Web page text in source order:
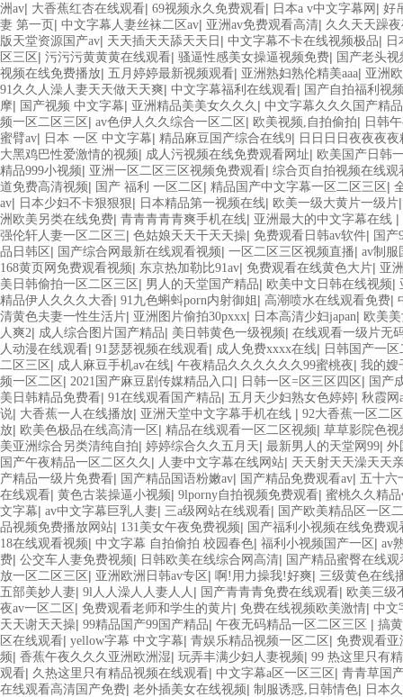
洲av| 大香蕉红杏在线观看| 69视频永久免费观看| 日本a v中文字幕网 | 好
妻 第一页 | 中文字幕人妻丝袜二区av| 亚洲av免费观看高清| 久久天天躁
版天堂资源国产av| 天天插天天舔天天日 | 中文字幕不卡在线视频极品|
区三区 | 污污污黄黄黄在线观看| 骚逼性感美女操逼视频免费| 国产老头
视频在线免费播放| 五月婷婷最新视频观看| 亚洲熟妇熟伦精美aaa| 亚洲
91久久人澡人妻天天做天天爽| 中文字幕福利在线观看| 国产自拍福利视
摩| 国产视频 中文字幕| 亚洲精品美美女久久久 | 中文字幕久久久国产精品
频一区二区三区 | av色伊人久久综合一区二区 | 欧美视频,自拍偷拍| 日韩
蜜臂av| 日本 一区 中文字幕| 精品麻豆国产综合在线9| 日日日日夜夜夜
大黑鸡巴性爱激情的视频| 成人污视频在线免费观看网址| 欧美国产日韩
精品999小视频| 亚洲一区二区三区视频免费观看| 综合页自拍视频在线观
道免费高清视频| 国产 福利 一区二区 | 精品国产中文字幕一区二区三区 |
av| 日本少妇不卡狠狠狠| 日本精品第一视频在线| 欧美一级大黄片一级片
洲欧美另类在线免费| 青青青青青爽手机在线| 亚洲最大的中文字幕在线 |
强伦轩人妻一区二区三| 色姑娘天天干天天操| 免费观看日韩av软件| 国产
品日韩区 | 国产综合网最新在线观看视频| 一区二区三区视频直播| av制服
168黄页网免费观看视频| 东京热加勒比91av| 免费观看在线黄色大片| 亚
美日韩偷拍一区二区三区 | 男人的天堂国产精品| 欧美中文日韩在线视频|
精品伊人久久久大香| 91九色蝌蚪porn内射御姐 | 高潮喷水在线观看免费|
清黄色夫妻一性生活片| 亚洲图片偷拍30pxxx| 日本高清少妇japan| 欧美
人爽2| 成人综合图片国产精品| 美日韩黄色一级视频| 在线观看一级片无
人动漫在线观看| 91瑟瑟视频在线观看| 成人免费xxxx在线| 日韩国产一区
二区三区 | 成人麻豆手机av在线| 午夜精品久久久久久久99蜜桃夜| 我的嫂
频一区二区 | 2021国产麻豆剧传媒精品入口 | 日韩一区=区三区四区 | 国产
美日韩精品免费看| 91在线观看国产精品| 五月天少妇熟女色婷婷| 秋霞网
说| 大香蕉一人在线播放| 亚洲天堂中文字幕手机在线 | 92大香蕉一区二
放| 欧美色极品在线高清一区 | 精品在线观看一区二区视频| 草草影院色
美亚洲综合另类清纯自拍| 婷婷综合久久五月天| 最新男人的天堂网99| 外
国产午夜精品一区二区久久 | 人妻中文字幕在线网站| 天天射天天澡天天
产精品一级片免费看| 国产精品国语粉嫩av| 国产精品免费观看av| 五十六
在线观看| 黄色古装操逼小视频| 9lporny自拍视频免费观看| 蜜桃久久精
文字幕| av中文字幕巨乳人妻| 三a级网站在线观看| 国产欧美精品区一区
品视频免费播放网站| 131美女午夜免费视频| 国产福利小视频在线免费观
18在线观看视频| 中文字幕 自拍偷拍 校园春色| 福利小视频国产一区 | av
费| 公交车人妻免费视频| 日韩欧美在线综合网高清| 国产精品蜜臀在线观
放一区二区三区 | 亚洲欧洲日韩av专区 | 啊!用力操我!好爽| 三级黄色在线
五部美妙人妻| 9l人人澡人人妻人人 | 国产青青青免费在线观看| 欧美三级
夜av一区二区 | 免费观看老师和学生的黄片| 免费在线视频欧美激情| 中文
天天谢天天操| 99精品国产99国产精品| 午夜无码精品一区二区三区 | 搞
区在线观看| yellow字幕 中文字幕| 青娱乐精品视频一区二区 | 免费观看
频| 香蕉午夜久久久亚洲欧洲湿| 玩弄丰满少妇人妻视频| 99 热这里只有
观看| 久热这里只有精品视频在线观看| 中文字幕a区一区三区 | 青青草国
在线观看高清国产免费| 老外插美女在线视频| 制服诱惑,日韩情色| 日本